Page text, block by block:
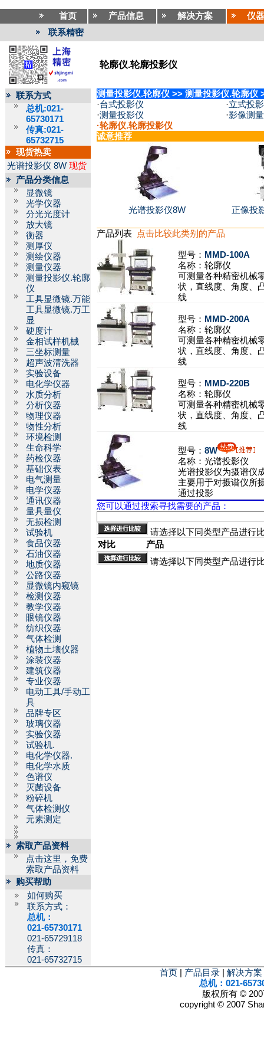
首页 产品信息 解决方案
仪
联系精密
轮廓仪.轮廓投影仪
联系方式
总机:021-
65730171
传真:021-
65732715
现货热卖
光谱投影仪 8W 现货
产品分类信息
显微镜
光学仪器
分光光度计
放大镜
衡器
测厚仪
测绘仪器
测量仪器
测量投影仪.轮廓
仪
工具显微镜.万能
工具显微镜.万工
显
硬度计
金相试样机械
三坐标测量
超声波清洗器
实验设备
电化学仪器
水质分析
分析仪器
物理仪器
物性分析
环境检测
生命科学
药检仪器
基础仪表
电气测量
电学仪器
通讯仪器
量具量仪
无损检测
试验机
食品仪器
石油仪器
地质仪器
公路仪器
显微镜内窥镜
检测仪器
教学仪器
眼镜仪器
纺织仪器
气体检测
植物土壤仪器
涂装仪器
建筑仪器
专业仪器
电动工具/手动工
具
品牌专区
玻璃仪器
实验仪器
试验机.
电化学仪器.
电化学水质
色谱仪
灭菌设备
粉碎机
气体检测仪
元素测定
索取产品资料
点击这里，免费
索取产品资料
购买帮助
如何购买
联系方式：
总机：
021-65730171
021-65729118
传真：
021-65732715
测量投影仪.轮廓仪 >> 测量投影仪.轮廓仪
·台式投影仪 ·立式投
·测量投影仪 ·影像测
·轮廓仪.轮廓投影仪
诚意推荐
光谱投影仪8W 正像投
产品列表 点击比较此类别的产品
型号： MMD-100A
名称： 轮廓仪
可测量各种精密机械
状，直线度、角度、
线
型号： MMD-200A
名称： 轮廓仪
可测量各种精密机械
状，直线度、角度、
线
型号： MMD-220B
名称： 轮廓仪
可测量各种精密机械
状，直线度、角度、
线
型号： 8W
名称： 光谱投影仪
光谱投影仪为摄谱仪
主要用于对摄谱仪所
通过投影
您可以通过搜索寻找需要的产品：
请选择以下同类型产品进行
对比
产品
请选择以下同类型产品进行
首页 产品目录 解决方案
总机：021-
版权所有 ©
copyright © 2007